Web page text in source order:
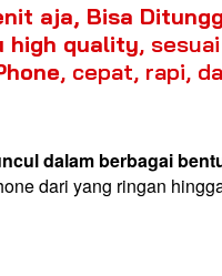
aja, Bisa
high quality,
, cepat, rapi,
dalam berbagai
dari yang ringan